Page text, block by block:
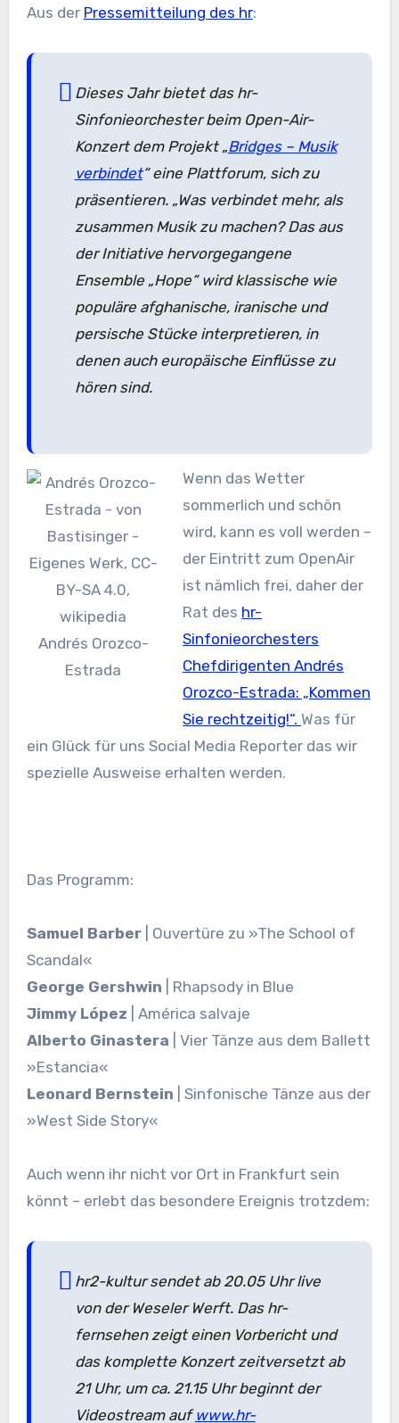
Aus der Pressemitteilung des hr:
Dieses Jahr bietet das hr-
Sinfonieorchester beim Open-Air-
Konzert dem Projekt „Bridges – Musik
verbindet“ eine Plattforum, sich zu
präsentieren. „Was verbindet mehr, als
zusammen Musik zu machen? Das aus
der Initiative hervorgegangene
Ensemble „Hope“ wird klassische wie
populäre afghanische, iranische und
persische Stücke interpretieren, in
denen auch europäische Einflüsse zu
hören sind.
Andrés Orozco-
Estrada
Wenn das Wetter
sommerlich und schön
wird, kann es voll werden –
der Eintritt zum OpenAir
ist nämlich frei, daher der
Rat des hr-
Sinfonieorchesters
Chefdirigenten Andrés
Orozco-Estrada: „Kommen
Sie rechtzeitig!“.Was für
ein Glück für uns Social Media Reporter das wir
spezielle Ausweise erhalten werden.
Das Programm:
Samuel Barber
| Ouvertüre zu »The School of
Scandal«
George Gershwin
| Rhapsody in Blue
Jimmy López
| América salvaje
Alberto Ginastera
| Vier Tänze aus dem Ballett
»Estancia«
Leonard Bernstein
| Sinfonische Tänze aus der
»West Side Story«
Auch wenn ihr nicht vor Ort in Frankfurt sein
könnt – erlebt das besondere Ereignis trotzdem:
hr2-kultur sendet ab 20.05 Uhr live
von der Weseler Werft. Das hr-
fernsehen zeigt einen Vorbericht und
das komplette Konzert zeitversetzt ab
21 Uhr, um ca. 21.15 Uhr beginnt der
Videostream aufwww.hr-